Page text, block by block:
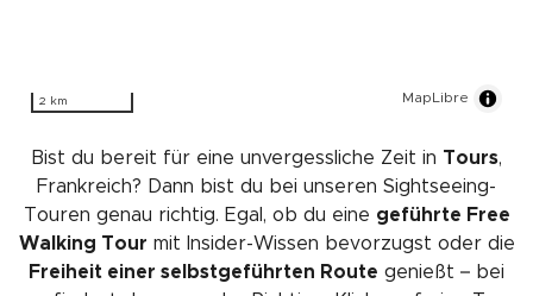
2 km MapLibre
Bist du bereit für eine unvergessliche Zeit in Tours,
Frankreich? Dann bist du bei unseren Sightseeing-
Touren genau richtig. Egal, ob du eine geführte Free
Walking Tour mit Insider-Wissen bevorzugst oder die
Freiheit einer selbstgeführten Route genießt – bei